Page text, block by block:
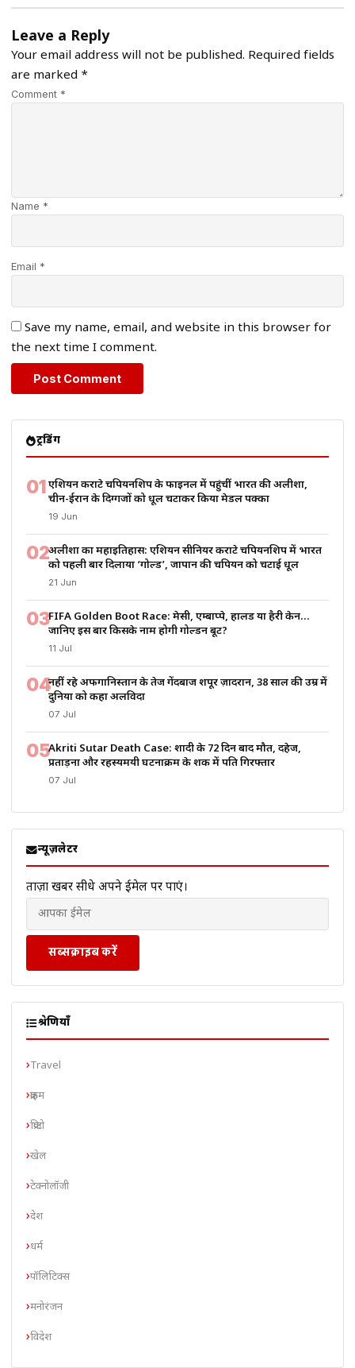
Leave a Reply
Your email address will not be published. Required fields
are marked *
Comment *
Name *
Email *
Save my name, email, and website in this browser for
the next time I comment.
ट्रेंडिंग
01एशियन कराटे चैंपियनशिप के फाइनल में पहुंचीं भारत की अलीशा,
चीन-ईरान के दिग्गजों को धूल चटाकर किया मेडल पक्का
19 Jun
02अलीशा का महाइतिहास: एशियन सीनियर कराटे चैंपियनशिप में भारत
को पहली बार दिलाया ‘गोल्ड’, जापान की चैंपियन को चटाई धूल
21 Jun
03FIFA Golden Boot Race: मेसी, एम्बाप्पे, हालैंड या हैरी केन…
जानिए इस बार किसके नाम होगी गोल्डन बूट?
11 Jul
04नहीं रहे अफगानिस्तान के तेज गेंदबाज शपूर ज़ादरान, 38 साल की उम्र में
दुनिया को कहा अलविदा
07 Jul
05Akriti Sutar Death Case: शादी के 72 दिन बाद मौत, दहेज,
प्रताड़ना और रहस्यमयी घटनाक्रम के शक में पति गिरफ्तार
07 Jul
न्यूज़लेटर
ताज़ा खबरें सीधे अपने ईमेल पर पाएं।
सब्सक्राइब करें
श्रेणियाँ
Travel
क्राइम
क्रिप्टो
खेल
टेक्नोलॉजी
देश
धर्म
पॉलिटिक्स
मनोरंजन
विदेश